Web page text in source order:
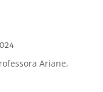
Ariane,